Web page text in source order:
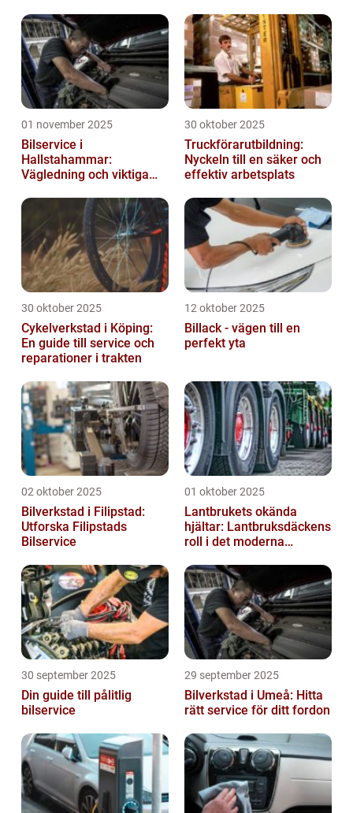
01 november 2025
Bilservice i
Hallstahammar:
Vägledning och viktiga
30 oktober 2025
Truckförarutbildning:
Nyckeln till en säker och
effektiv arbetsplats
30 oktober 2025
Cykelverkstad i Köping:
En guide till service och
reparationer i trakten
12 oktober 2025
Billack - vägen till en
perfekt yta
02 oktober 2025
Bilverkstad i Filipstad:
Utforska Filipstads
Bilservice
01 oktober 2025
Lantbrukets okända
hjältar: Lantbruksdäckens
roll i det moderna
30 september 2025
Din guide till pålitlig
bilservice
29 september 2025
Bilverkstad i Umeå: Hitta
rätt service för ditt fordon